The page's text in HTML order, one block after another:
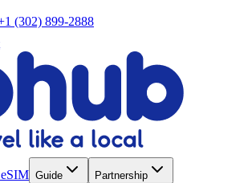
(302) 899-2888
Guide Partnership